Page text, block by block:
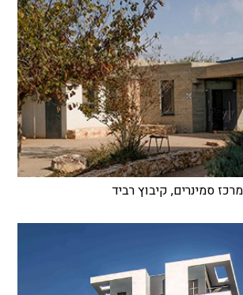
מרכז סמינרים, קיבוץ רביד